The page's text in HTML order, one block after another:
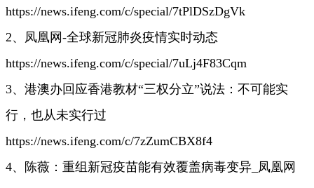
https://news.ifeng.com/c/special/7tPlDSzDgVk
2、凤凰网-全球新冠肺炎疫情实时动态
https://news.ifeng.com/c/special/7uLj4F83Cqm
3、港澳办回应香港教材“三权分立”说法：不可能实
行，也从未实行过
https://news.ifeng.com/c/7zZumCBX8f4
4、陈薇：重组新冠疫苗能有效覆盖病毒变异_凤凰网